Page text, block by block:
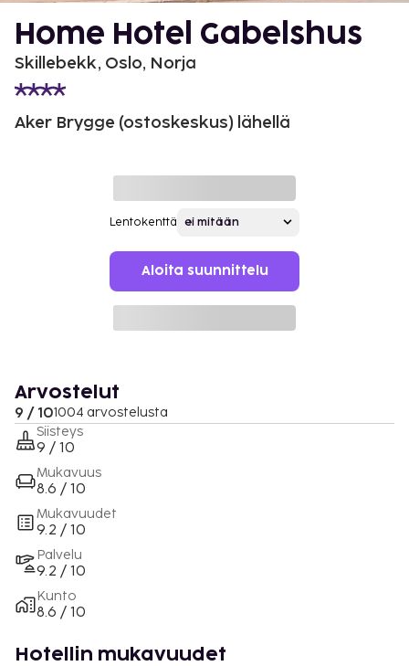
Home Hotel Gabelshus
Skillebekk, Oslo, Norja
Aker Brygge (ostoskeskus) lähellä
Lentokenttä
Aloita suunnittelu
Arvostelut
9 / 101004 arvostelusta
Siisteys
9 / 10
Mukavuus
8.6 / 10
Mukavuudet
9.2 / 10
Palvelu
9.2 / 10
Kunto
8.6 / 10
Hotellin mukavuudet